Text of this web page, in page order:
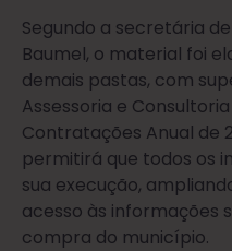
Segundo a secretária
Baumel, o material foi
demais pastas, com
Assessoria e
Contratações Anual de
permitirá que todos os
sua execução,
acesso às informações
compra do município.